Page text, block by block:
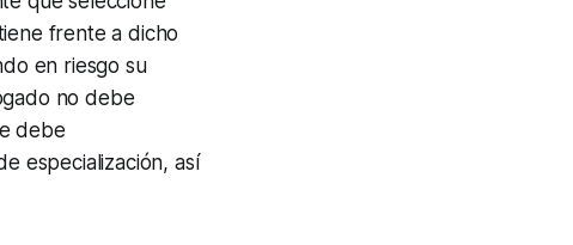
frente a dicho
en riesgo su
no debe
debe
especialización, así